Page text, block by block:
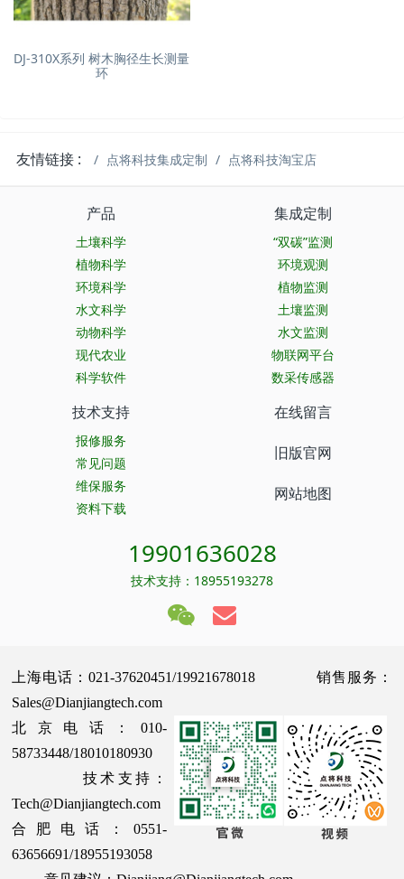
DJ-310X系列 树木胸径生长测量
环
友情链接 : 点将科技集成定制 点将科技淘宝店
产品
土壤科学
植物科学
环境科学
水文科学
动物科学
现代农业
科学软件
集成定制
“双碳”监测
环境观测
植物监测
土壤监测
水文监测
物联网平台
数采传感器
技术支持
报修服务
常见问题
维保服务
资料下载
在线留言
旧版官网
网站地图
19901636028
技术支持：18955193278
上海电话：021-37620451/19921678018 销售服务：
Sales@Dianjiangtech.com
北京电话：010-
58733448/18010180930
技术支持：
Tech@Dianjiangtech.com
合肥电话：0551-
63656691/18955193058